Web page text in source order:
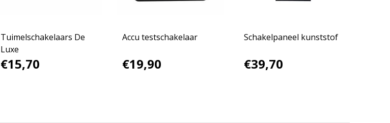
Tuimelschakelaars De
Luxe
€15,70
Accu testschakelaar
€19,90
Schakelpaneel kunststof
€39,70